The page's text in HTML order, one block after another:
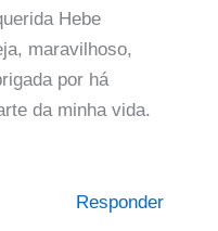
Hebe
maravilhoso,
por há
da minha vida.
Responder